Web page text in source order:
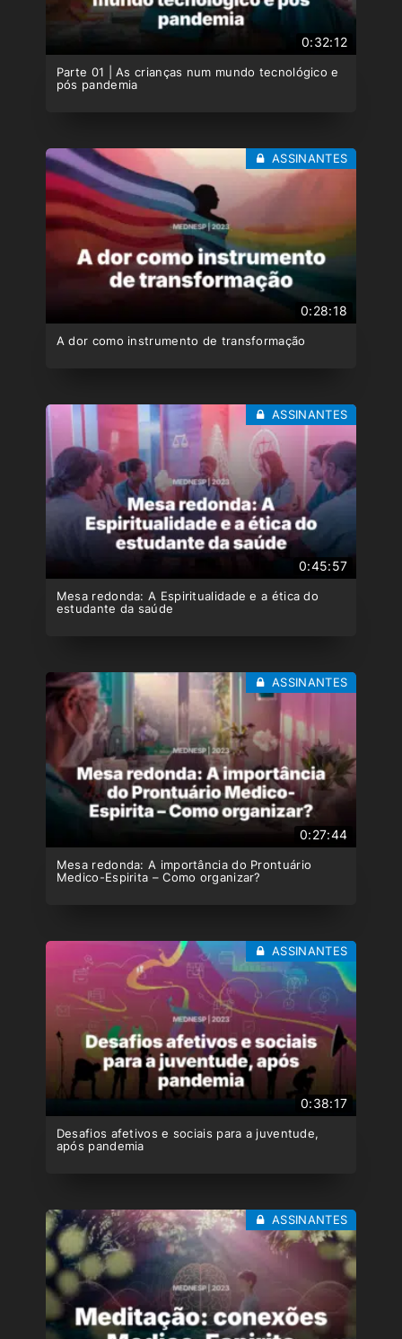
0:32:12
Parte 01 | As crianças num mundo tecnológico e
pós pandemia
0:28:18
A dor como instrumento de transformação
ASSINANTES
0:45:57
Mesa redonda: A Espiritualidade e a ética do
estudante da saúde
ASSINANTES
0:27:44
Mesa redonda: A importância do Prontuário
Medico-Espirita – Como organizar?
ASSINANTES
0:38:17
Desafios afetivos e sociais para a juventude,
após pandemia
ASSINANTES
ASSINANTES